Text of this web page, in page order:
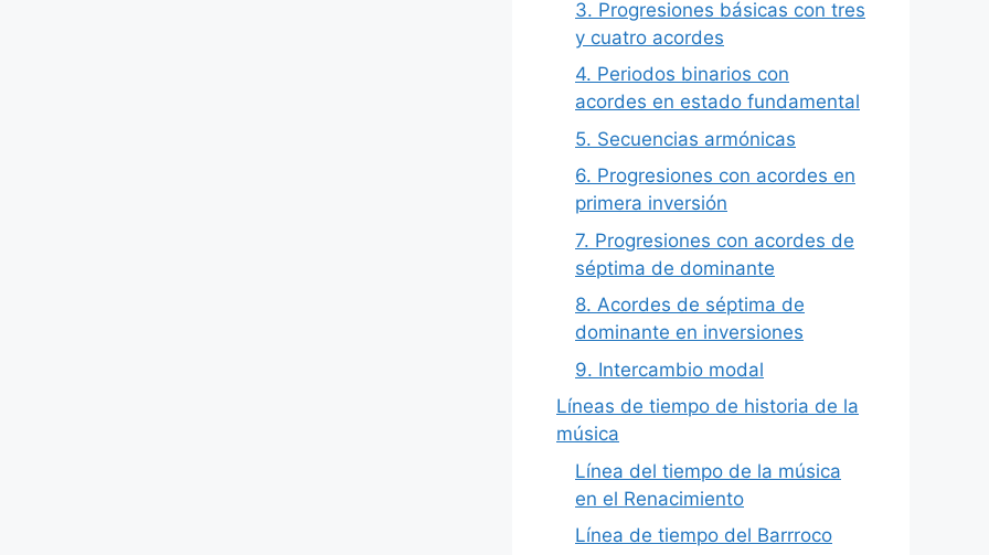
3. Progresiones básicas con tres
y cuatro acordes
4. Periodos binarios con
acordes en estado fundamental
5. Secuencias armónicas
6. Progresiones con acordes en
primera inversión
7. Progresiones con acordes de
séptima de dominante
8. Acordes de séptima de
dominante en inversiones
9. Intercambio modal
Líneas de tiempo de historia de la
música
Línea del tiempo de la música
en el Renacimiento
Línea de tiempo del Barrroco